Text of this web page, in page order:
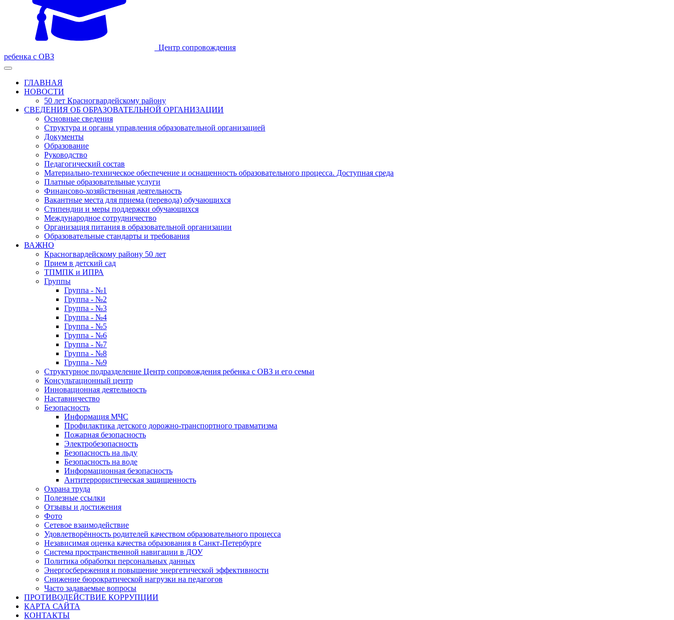
Центр сопровождения
ребенка с ОВЗ
ГЛАВНАЯ
НОВОСТИ
50 лет Красногвардейскому району
СВЕДЕНИЯ ОБ ОБРАЗОВАТЕЛЬНОЙ ОРГАНИЗАЦИИ
Основные сведения
Структура и органы управления образовательной организацией
Документы
Образование
Руководство
Педагогический состав
Материально-техническое обеспечение и оснащенность образовательного процесса. Доступная среда
Платные образовательные услуги
Финансово-хозяйственная деятельность
Вакантные места для приема (перевода) обучающихся
Стипендии и меры поддержки обучающихся
Международное сотрудничество
Организация питания в образовательной организации
Образовательные стандарты и требования
ВАЖНО
Красногвардейскому району 50 лет
Прием в детский сад
ТПМПК и ИПРА
Группы
Группа - №1
Группа - №2
Группа - №3
Группа - №4
Группа - №5
Группа - №6
Группа - №7
Группа - №8
Группа - №9
Структурное подразделение Центр сопровождения ребенка с ОВЗ и его семьи
Консультационный центр
Инновационная деятельность
Наставничество
Безопасность
Информация МЧС
Профилактика детского дорожно-транспортного травматизма
Пожарная безопасность
Электробезопасность
Безопасность на льду
Безопасность на воде
Информационная безопасность
Антитеррористическая защищенность
Охрана труда
Полезные ссылки
Отзывы и достижения
Фото
Сетевое взаимодействие
Удовлетворённость родителей качеством образовательного процесса
Независимая оценка качества образования в Санкт-Петербурге
Система пространственной навигации в ДОУ
Политика обработки персональных данных
Энергосбережения и повышение энергетической эффективности
Снижение бюрократической нагрузки на педагогов
Часто задаваемые вопросы
ПРОТИВОДЕЙСТВИЕ КОРРУПЦИИ
КАРТА САЙТА
КОНТАКТЫ